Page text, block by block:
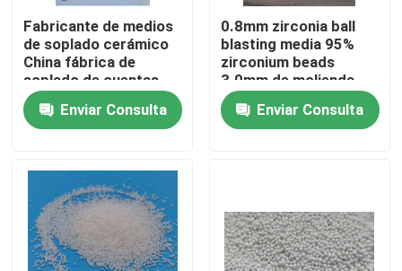
Sobre nosotros
Visita a la fábrica
Control de Calidad
Contacto
Fabricante de medios
de soplado cerámico
China fábrica de
soplado de cuentas
cerámicas
Enviar Consulta
0.8mm zirconia ball
blasting media 95%
zirconium beads
3.0mm de molienda
Enviar Consulta